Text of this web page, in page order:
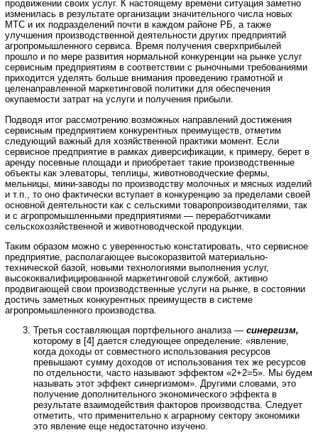
продвижении своих услуг. К настоящему времени ситуация заметно
изменилась в результате организации значительного числа новых
МТС и их подразделений почти в каждом районе РБ, а также
улучшения производственной деятельности других предприятий
агропромышленного сервиса. Время получения сверхприбылей
прошло и по мере развития нормальной конкуренции на рынке услуг
сервисным предприятиям в соответствии с рыночными требованиями
приходится уделять больше внимания проведению грамотной и
целенаправленной маркетинговой политики для обеспечения
окупаемости затрат на услуги и получения прибыли.
Подводя итог рассмотрению возможных направлений достижения
сервисным предприятием конкурентных преимуществ, отметим
следующий важный для хозяйственной практики момент. Если
сервисное предприятие в рамках диверсификации, к примеру, берет в
аренду посевные площади и приобретает такие производственные
объекты как элеваторы, теплицы, животноводческие фермы,
мельницы, мини-заводы по производству молочных и мясных изделий
и т.п., то оно фактически вступает в конкуренцию за пределами своей
основной деятельности как с сельскими товаропроизводителями, так
и с агропромышленными предприятиями — переработчиками
сельскохозяйственной и животноводческой продукции.
Таким образом можно с уверенностью констатировать, что сервисное
предприятие, располагающее высокоразвитой материально-
технической базой, новыми технологиями выполнения услуг,
высококвалифицированной маркетинговой службой, активно
продвигающей свои производственные услуги на рынке, в состоянии
достичь заметных конкурентных преимуществ в системе
агропромышленного производства.
Третья составляющая портфельного анализа — синергизм,
которому в [4] дается следующее определение: «явление,
когда доходы от совместного использования ресурсов
превышают сумму доходов от использования тех же ресурсов
по отдельности, часто называют эффектом «2+2=5». Мы будем
называть этот эффект синергизмом». Другими словами, это
получение дополнительного экономического эффекта в
результате взаимодействия факторов производства. Следует
отметить, что применительно к аграрному сектору экономики
это явление еще недостаточно изучено.